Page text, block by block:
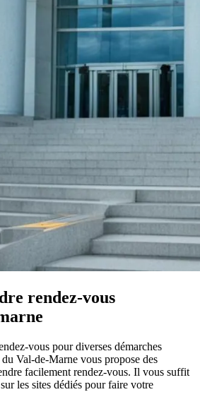
rendez-vous
vous pour diverses démarches
Val-de-Marne vous propose des
facilement rendez-vous. Il vous suffit
les sites dédiés pour faire votre